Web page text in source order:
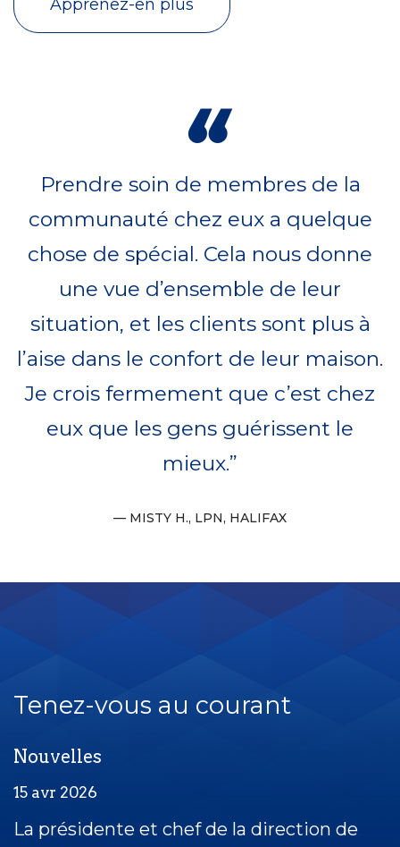
Apprenez-en plus
“
Prendre soin de membres de la
communauté chez eux a quelque
chose de spécial. Cela nous donne
une vue d’ensemble de leur
situation, et les clients sont plus à
l’aise dans le confort de leur maison.
Je crois fermement que c’est chez
eux que les gens guérissent le
mieux.
MISTY H., LPN, HALIFAX
Tenez-vous au courant
Nouvelles
15 avr 2026
La présidente et chef de la direction de